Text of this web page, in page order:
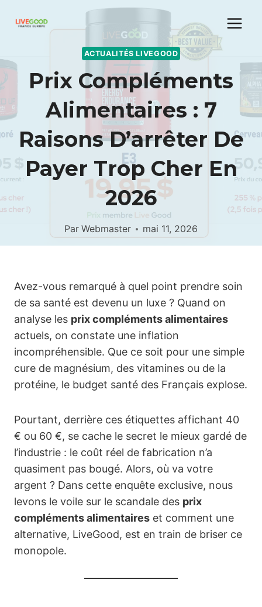
ACTUALITÉS LIVEGOOD
Prix Compléments
Alimentaires : 7
Raisons D’arrêter De
Payer Trop Cher En
2026
Par Webmaster mai 11, 2026
Avez-vous remarqué à quel point prendre soin
de sa santé est devenu un luxe ? Quand on
analyse les prix compléments alimentaires
actuels, on constate une inflation
incompréhensible. Que ce soit pour une simple
cure de magnésium, des vitamines ou de la
protéine, le budget santé des Français explose.
Pourtant, derrière ces étiquettes affichant 40
€ ou 60 €, se cache le secret le mieux gardé de
l’industrie : le coût réel de fabrication n’a
quasiment pas bougé. Alors, où va votre
argent ? Dans cette enquête exclusive, nous
levons le voile sur le scandale des prix
compléments alimentaires et comment une
alternative, LiveGood, est en train de briser ce
monopole.